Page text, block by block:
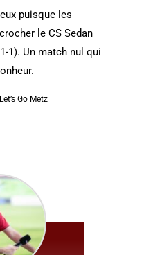
puisque les
le CS Sedan
1). Un match nul qui
Go Metz